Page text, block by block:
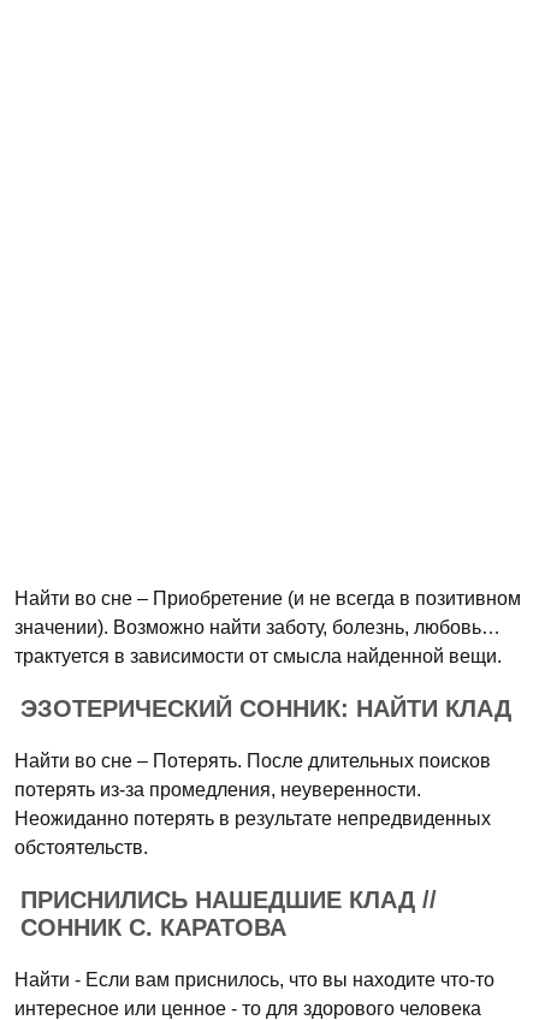
Найти во сне – Приобретение (и не всегда в позитивном
значении). Возможно найти заботу, болезнь, любовь…
трактуется в зависимости от смысла найденной вещи.
ЭЗОТЕРИЧЕСКИЙ СОННИК: НАЙТИ КЛАД
Найти во сне – Потерять. После длительных поисков
потерять из-за промедления, неуверенности.
Неожиданно потерять в результате непредвиденных
обстоятельств.
ПРИСНИЛИСЬ НАШЕДШИЕ КЛАД //
СОННИК С. КАРАТОВА
Найти - Если вам приснилось, что вы находите что-то
интересное или ценное - то для здорового человека